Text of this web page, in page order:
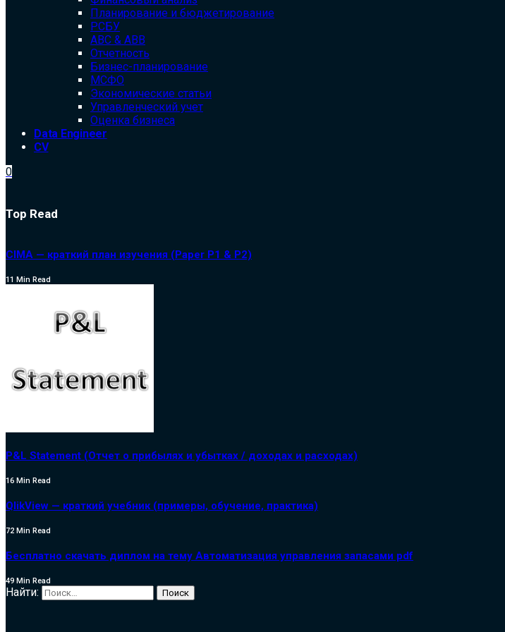
Планирование и бюджетирование
РСБУ
ABC & ABB
Отчетность
Бизнес-планирование
МСФО
Экономические статьи
Управленческий учет
Оценка бизнеса
Data Engineer
CV
0
Top Read
CIMA — краткий план изучения (Paper P1 & P2)
11 Min Read
P&L Statement (Отчет о прибылях и убытках / доходах и расходах)
16 Min Read
QlikView — краткий учебник (примеры, обучение, практика)
72 Min Read
Бесплатно скачать диплом на тему Автоматизация управления запасами pdf
49 Min Read
Найти: